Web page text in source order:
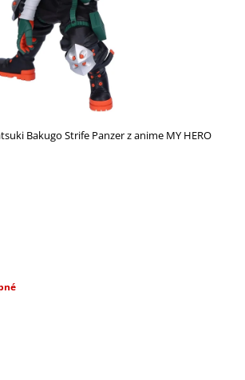
Bakugo Strife Panzer z anime MY HERO